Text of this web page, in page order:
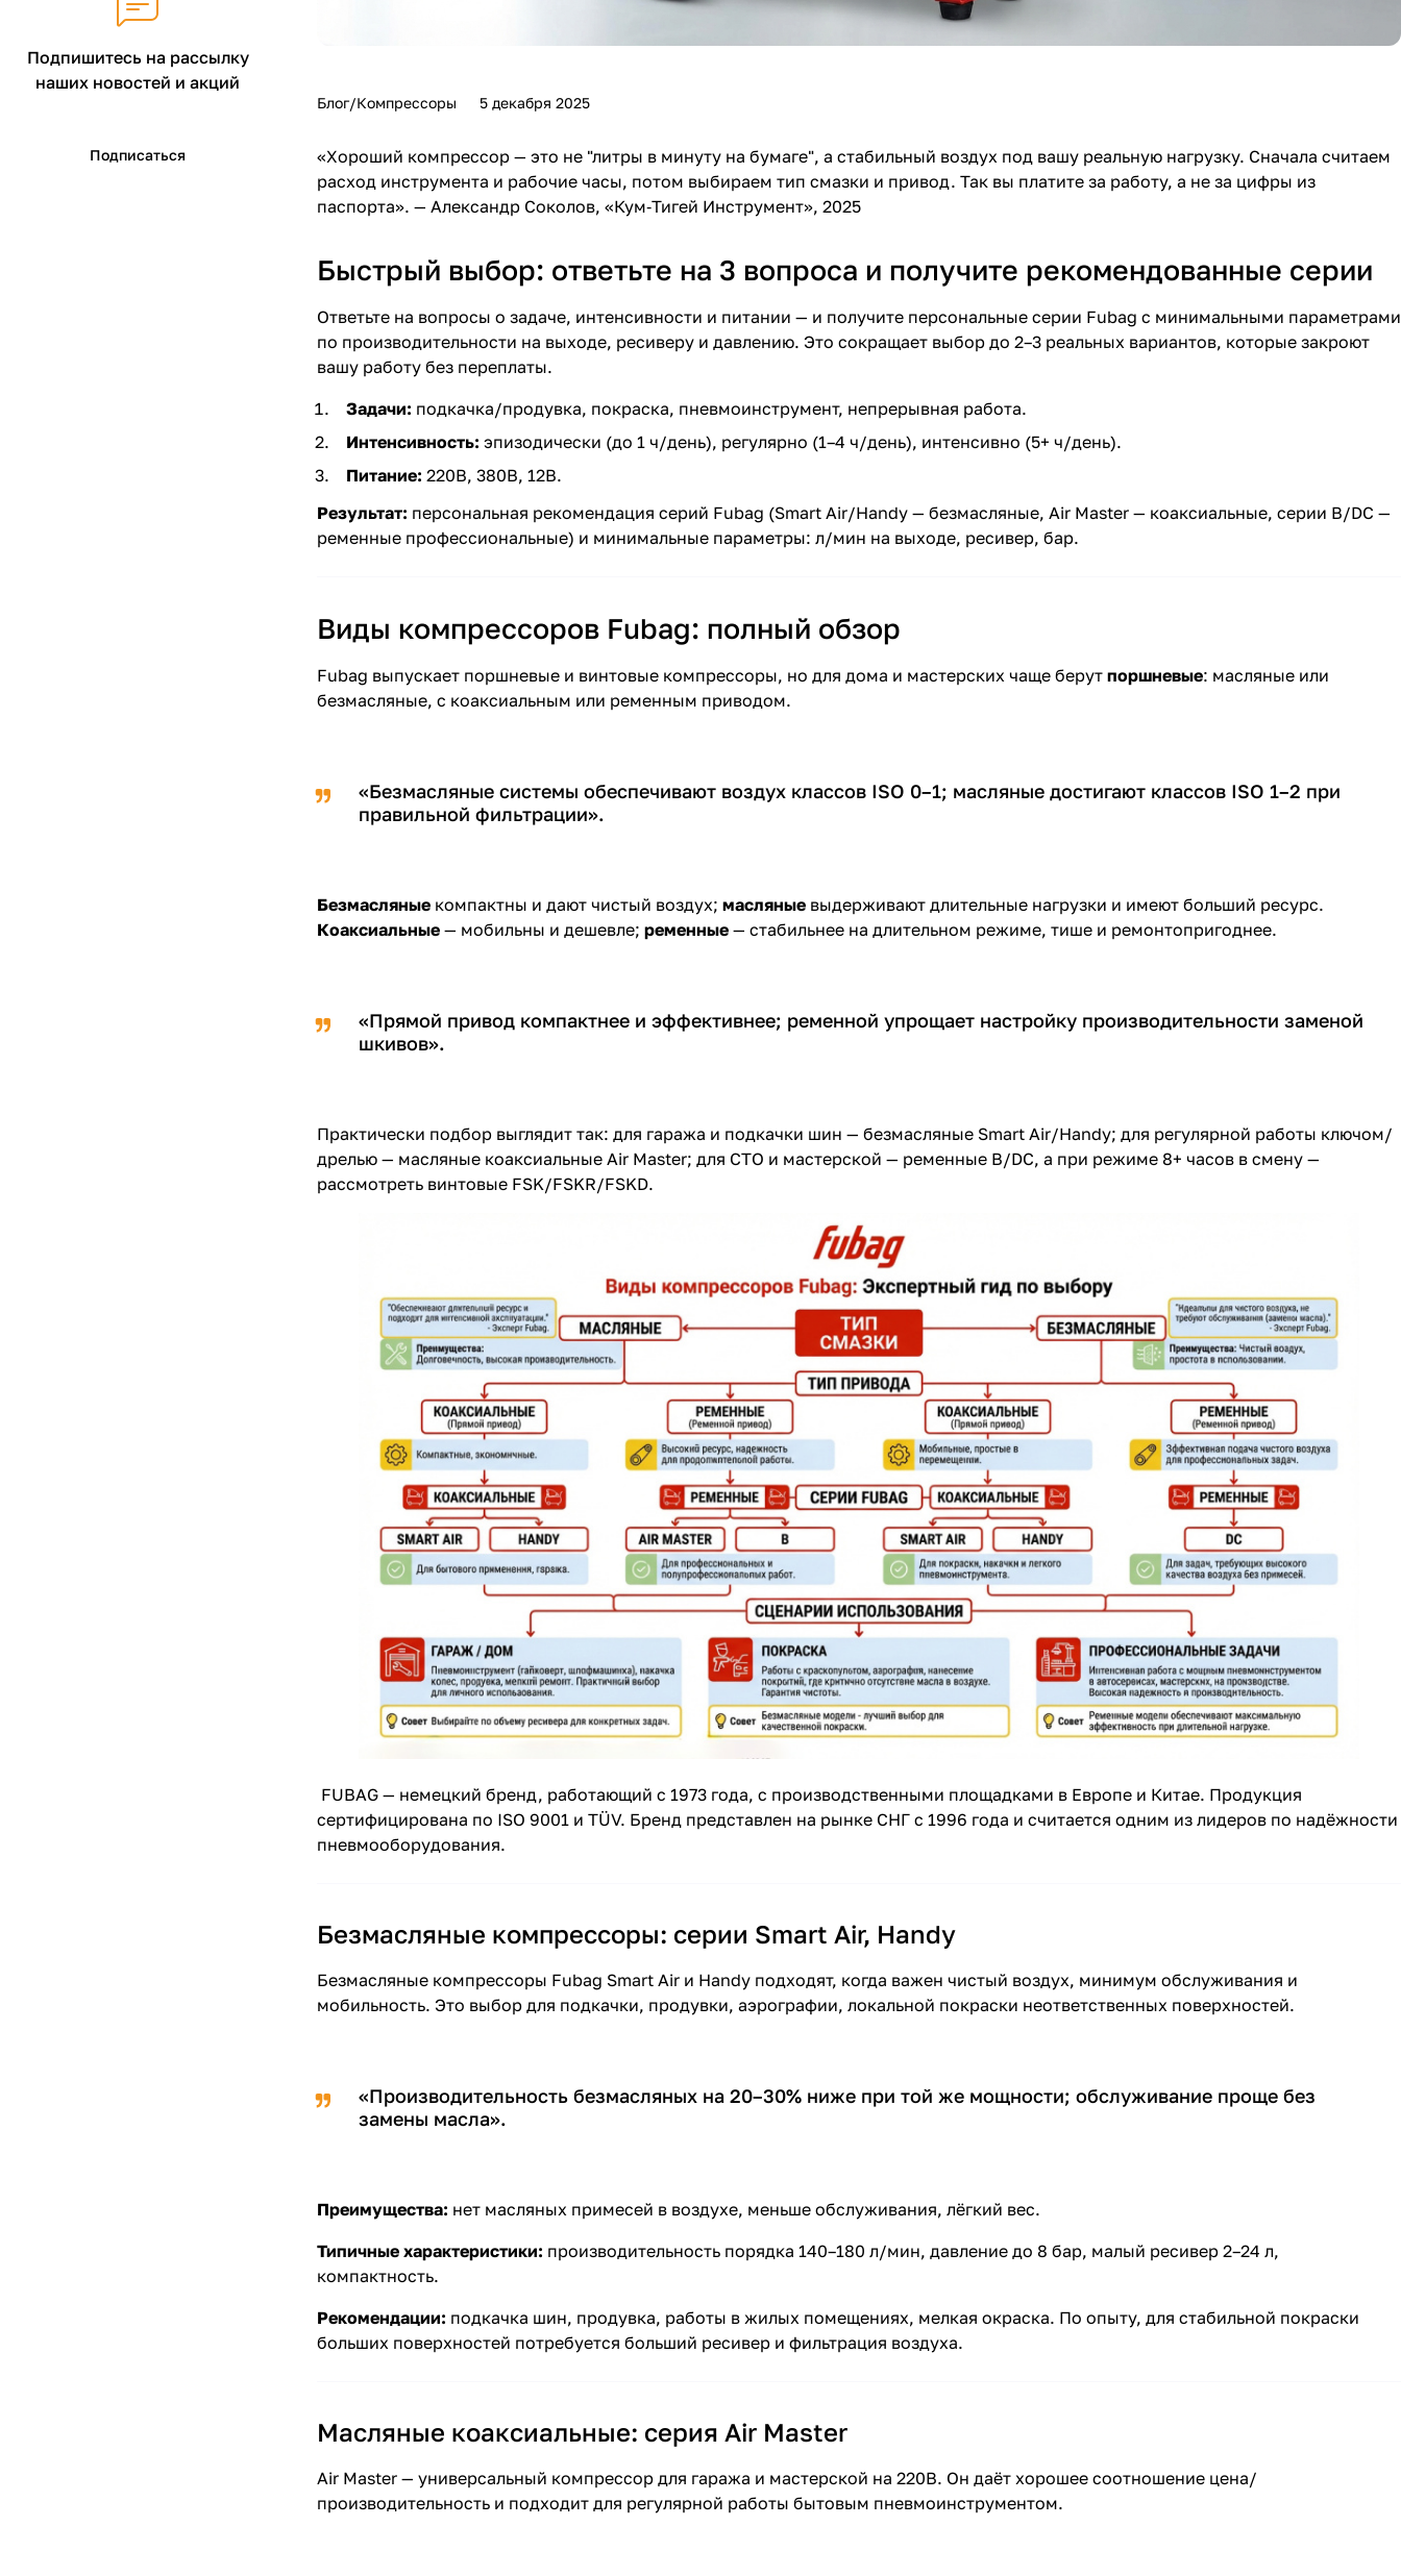
Блог/Компрессоры 5 декабря 2025
«Хороший компрессор — это не "литры в минуту на бумаге", а стабильный воздух под вашу реальную нагрузку. Сначала считаем
расход инструмента и рабочие часы, потом выбираем тип смазки и привод. Так вы платите за работу, а не за цифры из
паспорта». — Александр Соколов, «Кум‑Тигей Инструмент», 2025
Быстрый выбор: ответьте на 3 вопроса и получите рекомендованные серии
Ответьте на вопросы о задаче, интенсивности и питании — и получите персональные серии Fubag с минимальными параметрами
по производительности на выходе, ресиверу и давлению. Это сокращает выбор до 2–3 реальных вариантов, которые закроют
вашу работу без переплаты.
Задачи: подкачка/продувка, покраска, пневмоинструмент, непрерывная работа.
Интенсивность: эпизодически (до 1 ч/день), регулярно (1–4 ч/день), интенсивно (5+ ч/день).
Питание: 220В, 380В, 12В.
Результат: персональная рекомендация серий Fubag (Smart Air/Handy — безмасляные, Air Master — коаксиальные, серии B/DC —
ременные профессиональные) и минимальные параметры: л/мин на выходе, ресивер, бар.
Виды компрессоров Fubag: полный обзор
Fubag выпускает поршневые и винтовые компрессоры, но для дома и мастерских чаще берут поршневые: масляные или
безмасляные, с коаксиальным или ременным приводом.
«Безмасляные системы обеспечивают воздух классов ISO 0–1; масляные достигают классов ISO 1–2 при
правильной фильтрации».
Безмасляные компактны и дают чистый воздух; масляные выдерживают длительные нагрузки и имеют больший ресурс.
Коаксиальные — мобильны и дешевле; ременные — стабильнее на длительном режиме, тише и ремонтопригоднее.
«Прямой привод компактнее и эффективнее; ременной упрощает настройку производительности заменой
шкивов».
Практически подбор выглядит так: для гаража и подкачки шин — безмасляные Smart Air/Handy; для регулярной работы ключом/
дрелью — масляные коаксиальные Air Master; для СТО и мастерской — ременные B/DC, а при режиме 8+ часов в смену —
рассмотреть винтовые FSK/FSKR/FSKD.
FUBAG — немецкий бренд, работающий с 1973 года, с производственными площадками в Европе и Китае. Продукция
сертифицирована по ISO 9001 и TÜV. Бренд представлен на рынке СНГ с 1996 года и считается одним из лидеров по надёжности
пневмооборудования.
Безмасляные компрессоры: серии Smart Air, Handy
Безмасляные компрессоры Fubag Smart Air и Handy подходят, когда важен чистый воздух, минимум обслуживания и
мобильность. Это выбор для подкачки, продувки, аэрографии, локальной покраски неответственных поверхностей.
«Производительность безмасляных на 20–30% ниже при той же мощности; обслуживание проще без
замены масла».
Преимущества: нет масляных примесей в воздухе, меньше обслуживания, лёгкий вес.
Типичные характеристики: производительность порядка 140–180 л/мин, давление до 8 бар, малый ресивер 2–24 л,
компактность.
Рекомендации: подкачка шин, продувка, работы в жилых помещениях, мелкая окраска. По опыту, для стабильной покраски
больших поверхностей потребуется больший ресивер и фильтрация воздуха.
Масляные коаксиальные: серия Air Master
Air Master — универсальный компрессор для гаража и мастерской на 220В. Он даёт хорошее соотношение цена/
производительность и подходит для регулярной работы бытовым пневмоинструментом.
Подпишитесь на рассылку
наших новостей и акций
Подписаться
раз в 2
недели
Остались вопросы?
plait.ru